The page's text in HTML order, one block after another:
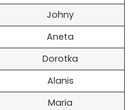
Johny
Aneta
Dorotka
Alanis
Maria